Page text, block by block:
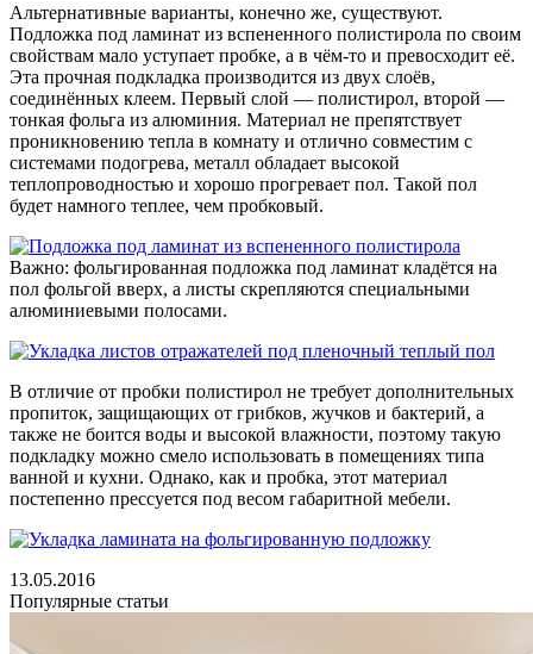
Альтернативные варианты, конечно же, существуют.
Подложка под ламинат из вспененного полистирола по своим
свойствам мало уступает пробке, а в чём-то и превосходит её.
Эта прочная подкладка производится из двух слоёв,
соединённых клеем. Первый слой — полистирол, второй —
тонкая фольга из алюминия. Материал не препятствует
проникновению тепла в комнату и отлично совместим с
системами подогрева, металл обладает высокой
теплопроводностью и хорошо прогревает пол. Такой пол
будет намного теплее, чем пробковый.
Важно: фольгированная подложка под ламинат кладётся на
пол фольгой вверх, а листы скрепляются специальными
алюминиевыми полосами.
В отличие от пробки полистирол не требует дополнительных
пропиток, защищающих от грибков, жучков и бактерий, а
также не боится воды и высокой влажности, поэтому такую
подкладку можно смело использовать в помещениях типа
ванной и кухни. Однако, как и пробка, этот материал
постепенно прессуется под весом габаритной мебели.
13.05.2016
Популярные статьи